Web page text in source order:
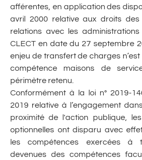
afférentes, en application des
avril 2000 relative aux droits
relations avec les
CLECT en date du 27 septembre
enjeu de transfert de charges
compétence maisons de
périmètre retenu.
Conformément à la loi n° 2019-
2019 relative à l’engagement
proximité de l'action publique,
optionnelles ont disparu avec
les compétences exercées à
devenues des compétences